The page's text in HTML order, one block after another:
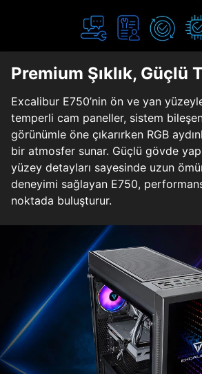
Premium Şıklık, Güçlü
Excalibur E750’nin ön ve yan
temperli cam paneller, sistem
görünümle öne çıkarırken RGB
bir atmosfer sunar. Güçlü gövde
yüzey detayları sayesinde uzun
deneyimi sağlayan E750, performans
noktada buluşturur.